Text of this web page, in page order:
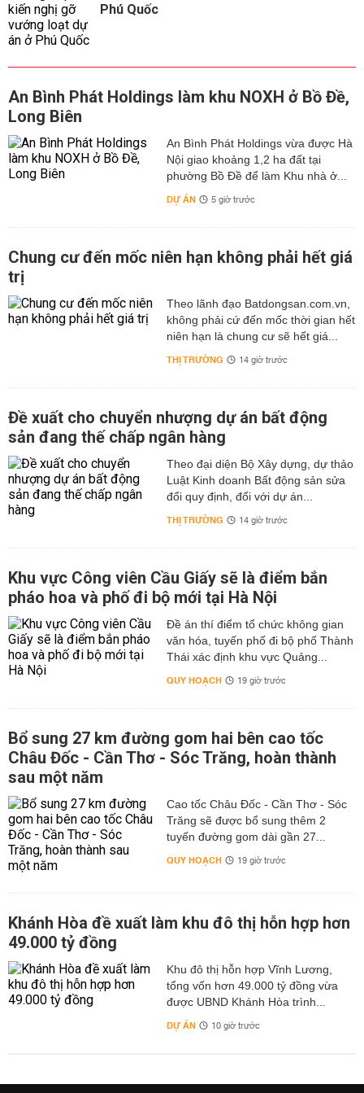
Phú Quốc
An Bình Phát Holdings làm khu NOXH ở Bồ Đề,
Long Biên
An Bình Phát Holdings vừa được Hà
Nội giao khoảng 1,2 ha đất tại
phường Bồ Đề để làm Khu nhà ở...
DỰ ÁN 5 giờ trước
Chung cư đến mốc niên hạn không phải hết giá
trị
Theo lãnh đạo Batdongsan.com.vn,
không phải cứ đến mốc thời gian hết
niên hạn là chung cư sẽ hết giá...
THỊ TRƯỜNG 14 giờ trước
Đề xuất cho chuyển nhượng dự án bất động
sản đang thế chấp ngân hàng
Theo đại diện Bộ Xây dựng, dự thảo
Luật Kinh doanh Bất động sản sửa
đổi quy định, đối với dự án...
THỊ TRƯỜNG 14 giờ trước
Khu vực Công viên Cầu Giấy sẽ là điểm bắn
pháo hoa và phố đi bộ mới tại Hà Nội
Đề án thí điểm tổ chức không gian
văn hóa, tuyến phố đi bộ phố Thành
Thái xác định khu vực Quảng...
QUY HOẠCH 19 giờ trước
Bổ sung 27 km đường gom hai bên cao tốc
Châu Đốc - Cần Thơ - Sóc Trăng, hoàn thành
sau một năm
Cao tốc Châu Đốc - Cần Thơ - Sóc
Trăng sẽ được bổ sung thêm 2
tuyến đường gom dài gần 27...
QUY HOẠCH 19 giờ trước
Khánh Hòa đề xuất làm khu đô thị hỗn hợp hơn
49.000 tỷ đồng
Khu đô thị hỗn hợp Vĩnh Lương,
tổng vốn hơn 49.000 tỷ đồng vừa
được UBND Khánh Hòa trình...
DỰ ÁN 10 giờ trước